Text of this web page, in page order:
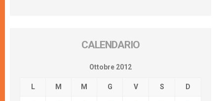
CALENDARIO
Ottobre 2012
L M M G V S D